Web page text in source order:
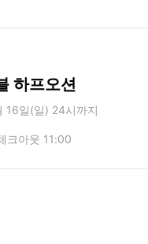
하프오션
16일(일) 24시까지
크아웃 11:00